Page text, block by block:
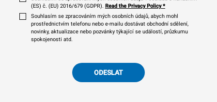
(ES) č. (EU) 2016/679 (GDPR). Read the Privacy Policy*
Souhlasím se zpracováním mých osobních údajů, abych mohl
prostřednictvím telefonu nebo e-mailu dostávat obchodní sdělení,
novinky, aktualizace nebo pozvánky týkající se událostí, průzkumu
spokojenosti atd.
ODESLAT